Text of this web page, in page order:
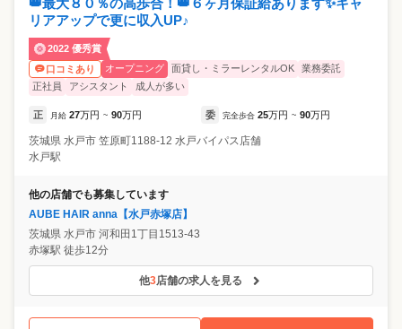
リアアップで更に収入UP♪
2022 優秀賞
口コミあり
オープニング 面貸し・ミラーレンタルOK
業務委託
正社員
アシスタント 成人が多い
正 月給 27万円 ~ 90万円 委 完全歩合 25万円 ~ 90万円
茨城県 水戸市 笠原町1188-12 水戸バイパス店舗
水戸駅
他の店舗でも募集しています
AUBE HAIR anna【水戸赤塚店】
茨城県 水戸市 河和田1丁目1513-43
赤塚駅 徒歩12分
他3店舗の求人を見る